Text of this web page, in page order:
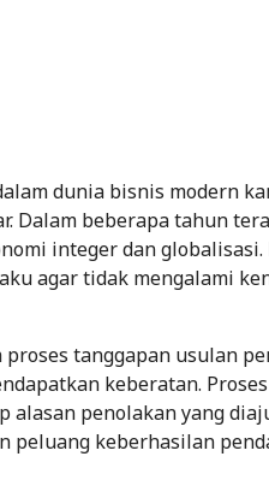
dunia bisnis modern
Dalam beberapa tahun
integer dan
agar tidak mengalami
tanggapan usulan
keberatan.
penolakan yang
peluang keberhasilan